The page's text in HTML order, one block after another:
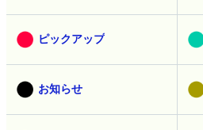
ピックアップ
お知らせ